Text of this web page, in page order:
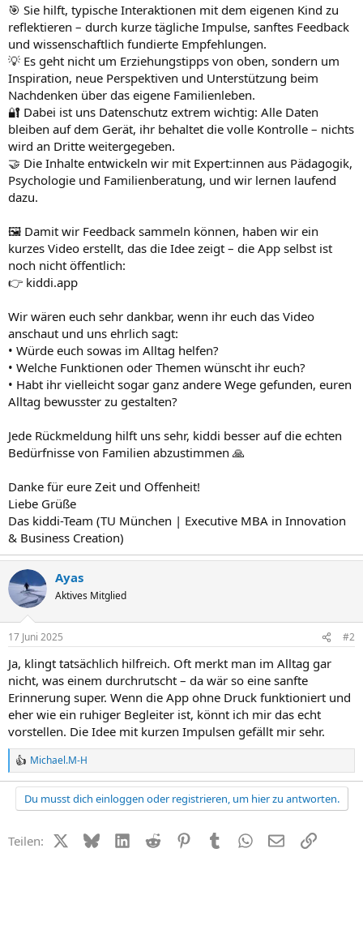
🎯 Sie hilft, typische Interaktionen mit dem eigenen Kind zu
reflektieren – durch kurze tägliche Impulse, sanftes Feedback
und wissenschaftlich fundierte Empfehlungen.
💡 Es geht nicht um Erziehungstipps von oben, sondern um
Inspiration, neue Perspektiven und Unterstützung beim
Nachdenken über das eigene Familienleben.
🔐 Dabei ist uns Datenschutz extrem wichtig: Alle Daten
bleiben auf dem Gerät, ihr behaltet die volle Kontrolle – nichts
wird an Dritte weitergegeben.
🤝 Die Inhalte entwickeln wir mit Expert:innen aus Pädagogik,
Psychologie und Familienberatung, und wir lernen laufend
dazu.
🖼️ Damit wir Feedback sammeln können, haben wir ein
kurzes Video erstellt, das die Idee zeigt – die App selbst ist
noch nicht öffentlich:
👉 kiddi.app
Wir wären euch sehr dankbar, wenn ihr euch das Video
anschaut und uns ehrlich sagt:
• Würde euch sowas im Alltag helfen?
• Welche Funktionen oder Themen wünscht ihr euch?
• Habt ihr vielleicht sogar ganz andere Wege gefunden, euren
Alltag bewusster zu gestalten?
Jede Rückmeldung hilft uns sehr, kiddi besser auf die echten
Bedürfnisse von Familien abzustimmen 🙏
Danke für eure Zeit und Offenheit!
Liebe Grüße
Das kiddi-Team (TU München | Executive MBA in Innovation
& Business Creation)
Ayas
Aktives Mitglied
17 Juni 2025 #2
Ja, klingt tatsächlich hilfreich. Oft merkt man im Alltag gar
nicht, was einem durchrutscht – da wär so eine sanfte
Erinnerung super. Wenn die App ohne Druck funktioniert und
eher wie ein ruhiger Begleiter ist, könnt ich mir das echt
vorstellen. Die Idee mit kurzen Impulsen gefällt mir sehr.
R
e
a
o
Michael.M-H
Du musst dich einloggen oder registrieren, um hier zu antworten.
Teilen: X (Twitter)
BlueskyLinkedIn
Reddit PinterestTumblr WhatsApp
E-MailLink